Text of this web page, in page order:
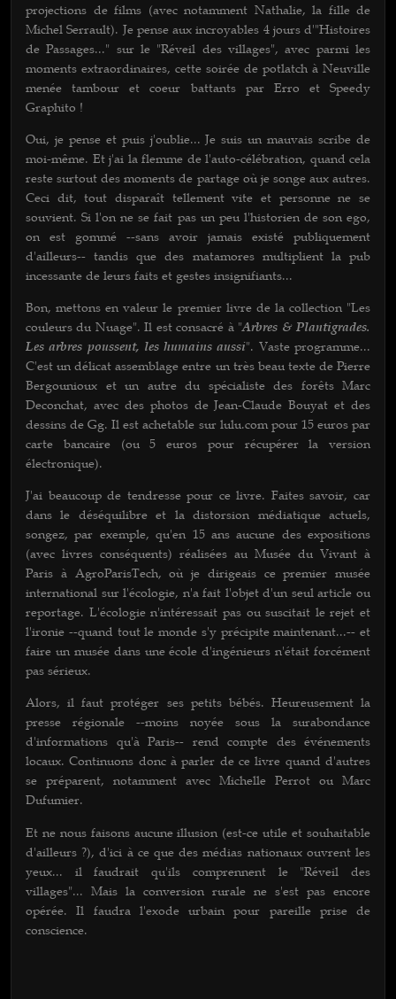
projections de films (avec notamment Nathalie, la fille de
Michel Serrault). Je pense aux incroyables 4 jours d'"Histoires
de Passages..." sur le "Réveil des villages", avec parmi les
moments extraordinaires, cette soirée de potlatch à Neuville
menée tambour et coeur battants par Erro et Speedy
Graphito !
Oui, je pense et puis j'oublie... Je suis un mauvais scribe de
moi-même. Et j'ai la flemme de l'auto-célébration, quand cela
reste surtout des moments de partage où je songe aux autres.
Ceci dit, tout disparaît tellement vite et personne ne se
souvient. Si l'on ne se fait pas un peu l'historien de son ego,
on est gommé --sans avoir jamais existé publiquement
d'ailleurs-- tandis que des matamores multiplient la pub
incessante de leurs faits et gestes insignifiants...
Bon, mettons en valeur le premier livre de la collection "Les
couleurs du Nuage". Il est consacré à "Arbres & Plantigrades.
Les arbres poussent, les humains aussi". Vaste programme...
C'est un délicat assemblage entre un très beau texte de Pierre
Bergounioux et un autre du spécialiste des forêts Marc
Deconchat, avec des photos de Jean-Claude Bouyat et des
dessins de Gg. Il est achetable sur lulu.com pour 15 euros par
carte bancaire (ou 5 euros pour récupérer la version
électronique).
J'ai beaucoup de tendresse pour ce livre. Faites savoir, car
dans le déséquilibre et la distorsion médiatique actuels,
songez, par exemple, qu'en 15 ans aucune des expositions
(avec livres conséquents) réalisées au Musée du Vivant à
Paris à AgroParisTech, où je dirigeais ce premier musée
international sur l'écologie, n'a fait l'objet d'un seul article ou
reportage. L'écologie n'intéressait pas ou suscitait le rejet et
l'ironie --quand tout le monde s'y précipite maintenant...-- et
faire un musée dans une école d'ingénieurs n'était forcément
pas sérieux.
Alors, il faut protéger ses petits bébés. Heureusement la
presse régionale --moins noyée sous la surabondance
d'informations qu'à Paris-- rend compte des événements
locaux. Continuons donc à parler de ce livre quand d'autres
se préparent, notamment avec Michelle Perrot ou Marc
Dufumier.
Et ne nous faisons aucune illusion (est-ce utile et souhaitable
d'ailleurs ?), d'ici à ce que des médias nationaux ouvrent les
yeux... il faudrait qu'ils comprennent le "Réveil des
villages"... Mais la conversion rurale ne s'est pas encore
opérée. Il faudra l'exode urbain pour pareille prise de
conscience.